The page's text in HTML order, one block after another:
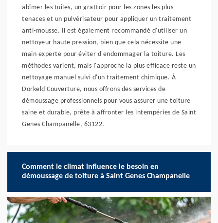
abîmer les tuiles, un grattoir pour les zones les plus
tenaces et un pulvérisateur pour appliquer un traitement
anti-mousse. Il est également recommandé d'utiliser un
nettoyeur haute pression, bien que cela nécessite une
main experte pour éviter d'endommager la toiture. Les
méthodes varient, mais l'approche la plus efficace reste un
nettoyage manuel suivi d'un traitement chimique. À
Dorkeld Couverture, nous offrons des services de
démoussage professionnels pour vous assurer une toiture
saine et durable, prête à affronter les intempéries de Saint
Genes Champanelle, 63122.
Comment le climat influence le besoin en
démoussage de toiture à Saint Genes Champanelle